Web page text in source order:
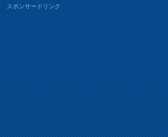
スポンサードリンク